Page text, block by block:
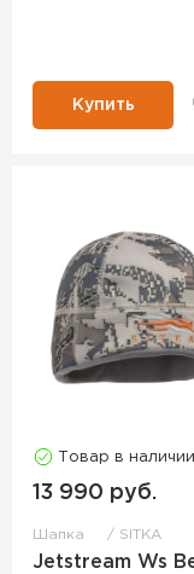
Купить
Товар в наличии
13 990 руб.
Шапка SITKA
Jetstream Ws